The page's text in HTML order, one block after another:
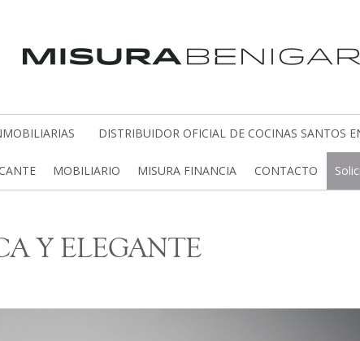
DISTRIBUIDOR OFICIAL DE COCINAS SANTOS
MOBILIARIO MISURA FINANCIA CONTACTO
Y ELEGANTE